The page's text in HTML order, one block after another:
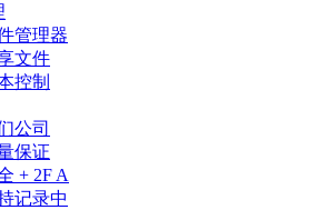
管理器
文件
控制
公司
保证
+ 2F A
记录中